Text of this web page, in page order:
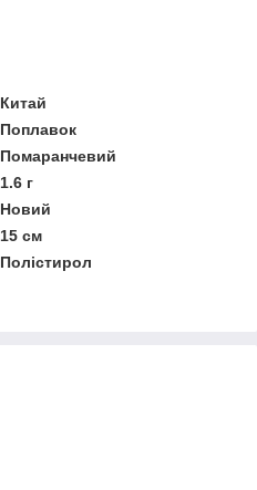
Китай
Поплавок
Помаранчевий
1.6 г
Новий
15 см
Полістирол